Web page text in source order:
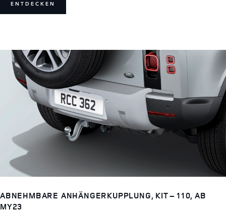
ENTDECKEN
ABNEHMBARE ANHÄNGERKUPPLUNG, KIT – 110, AB
MY23